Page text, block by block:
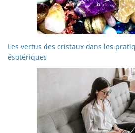
Les vertus des cristaux dans les
ésotériques